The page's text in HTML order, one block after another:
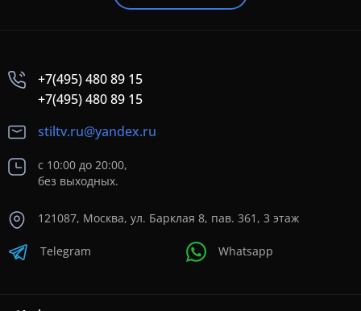
+7(495) 480 89 15
+7(495) 480 89 15
stiltv.ru@yandex.ru
с 10:00 до 20:00,
без выходных.
121087, Москва, ул. Барклая 8, пав. 361, 3 этаж
Telegram Whatsapp